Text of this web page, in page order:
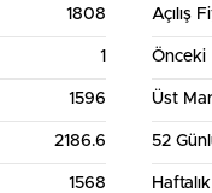
12:00
1808 Açılış
1 Önceki
1596 Üst
2186.6 52
1568